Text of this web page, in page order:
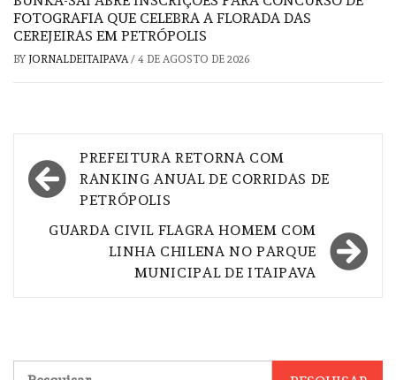
FOTOGRAFIA QUE CELEBRA A FLORADA DAS
CEREJEIRAS EM PETRÓPOLIS
BY JORNALDEITAIPAVA / 4 DE AGOSTO DE 2026
Navegação
de
PREFEITURA RETORNA COM
RANKING ANUAL DE CORRIDAS DE
PETRÓPOLIS
GUARDA CIVIL FLAGRA HOMEM COM
LINHA CHILENA NO PARQUE
MUNICIPAL DE ITAIPAVA